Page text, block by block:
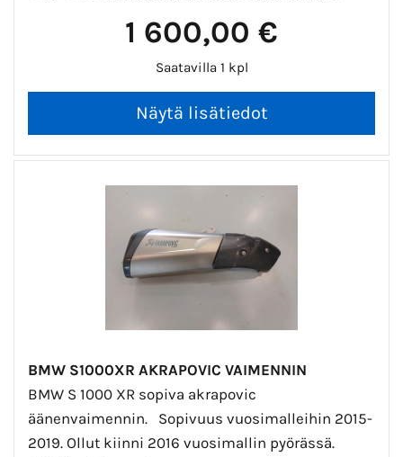
1 600,00 €
Saatavilla 1 kpl
BMW S1000XR AKRAPOVIC VAIMENNIN
BMW S 1000 XR sopiva akrapovic
äänenvaimennin. Sopivuus vuosimalleihin 2015-
2019. Ollut kiinni 2016 vuosimallin pyörässä.